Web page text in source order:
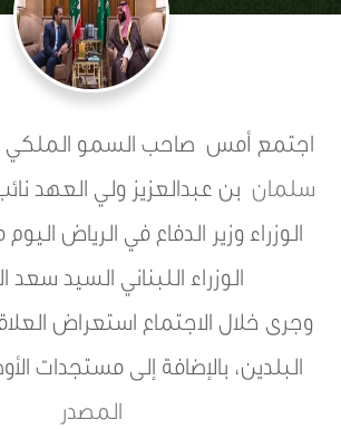
اجتمع أمس صاحب السمو الملكي
سلمان بن عبدالعزيز ولي العهد
الوزراء وزير الدفاع في الرياض
الوزراء اللبناني السيد سعد
وجرى خلال الاجتماع استعراض
البلدين، بالإضافة إلى مستجدات
المصدر